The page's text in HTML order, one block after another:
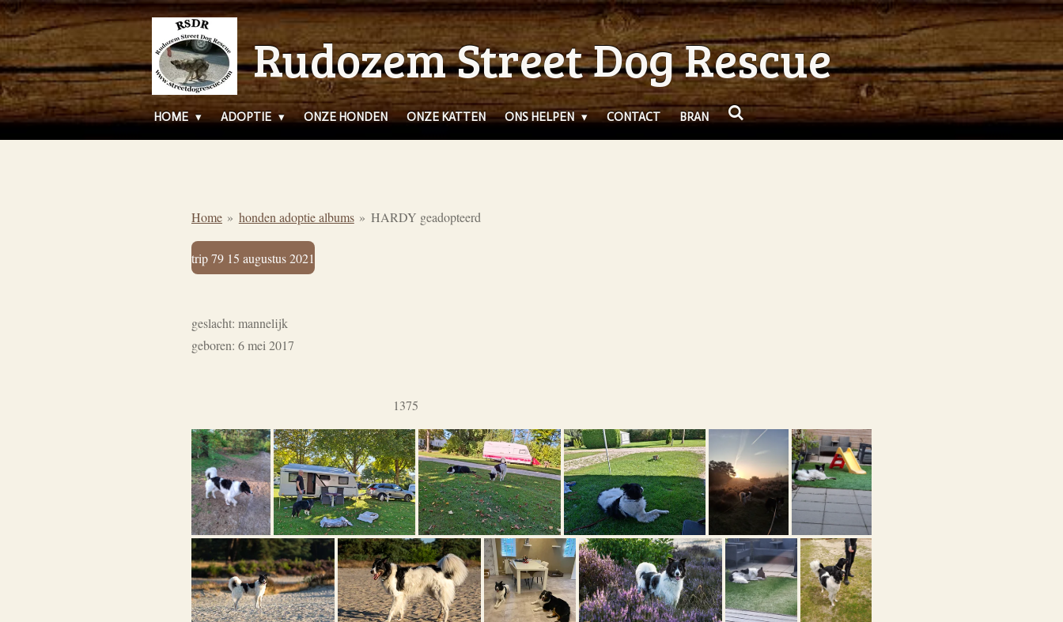
Ga
direct
naar
de
hoofdinhoud
Rudozem Street Dog Rescue
HOME ADOPTIE ONZE HONDEN ONZE KATTEN ONS HELPEN CONTACT BRAN
Home » honden adoptie albums » HARDY geadopteerd
trip 79 15 augustus 2021
geslacht: mannelijk
geboren: 6 mei 2017
1375